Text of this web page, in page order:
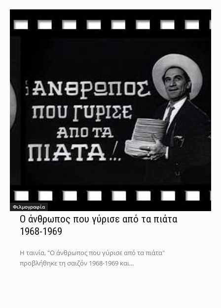
Φιλμογραφία
Ο άνθρωπος που γύρισε από τα πιάτα
1968-1969
Η ταινία, "Ο άνθρωπος που γύρισε από τα πιάτα"
προβλήθηκε τη σαιζόν 1968-1969 και...